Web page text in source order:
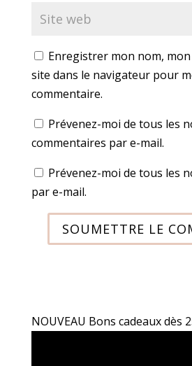
Enregistrer mon nom,
site dans le navigateur pour
commentaire.
Prévenez-moi de tous les
commentaires par e-mail.
Prévenez-moi de tous les
par e-mail.
SOUMETTRE LE
NOUVEAU Bons cadeaux dès